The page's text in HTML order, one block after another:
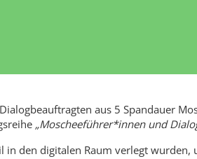
aus 5 Spandauer
„Moscheeführer*innen und
den digitalen Raum verlegt